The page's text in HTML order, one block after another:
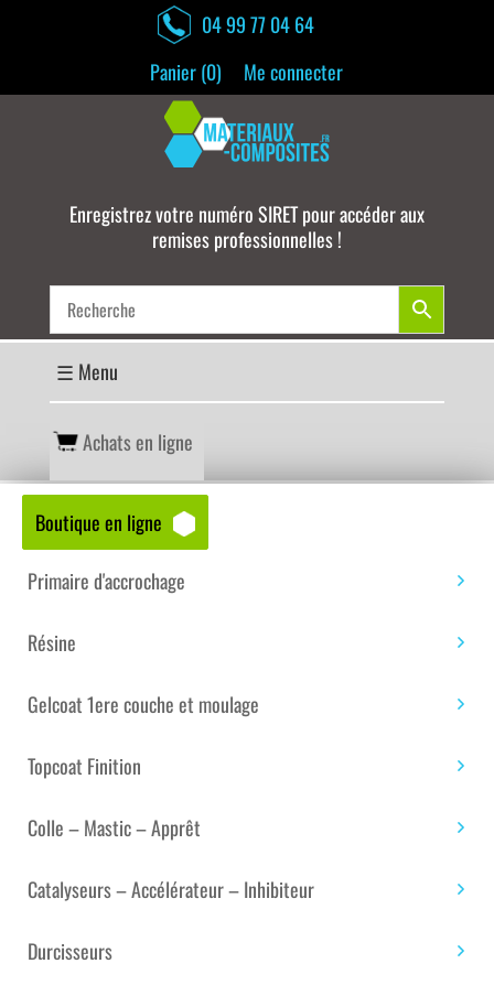
04 99 77 04 64
Panier (0) Me connecter
Enregistrez votre numéro SIRET pour accéder aux
remises professionnelles !
Achats en ligne
Boutique en ligne
Primaire d'accrochage
Résine
Gelcoat 1ere couche et moulage
Topcoat Finition
Colle – Mastic – Apprêt
Catalyseurs – Accélérateur – Inhibiteur
Durcisseurs
Accueil/Boutique matériaux – composites
Résine polyester ISO / ISO NPG piscine et bateau
RÉSINE POLYESTER SCOTT BADER 489 PALV (HIVER)